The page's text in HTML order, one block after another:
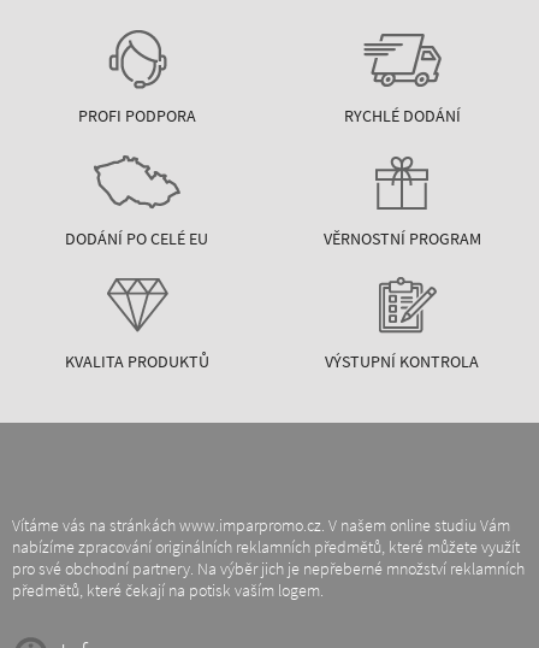
PROFI PODPORA RYCHLÉ DODÁNÍ
DODÁNÍ PO CELÉ EU VĚRNOSTNÍ PROGRAM
KVALITA PRODUKTŮ VÝSTUPNÍ KONTROLA
Vítáme vás na stránkách www.imparpromo.cz. V našem online studiu Vám
nabízíme zpracování originálních reklamních předmětů, které můžete využít
pro své obchodní partnery. Na výběr jich je nepřeberné množství reklamních
předmětů, které čekají na potisk vaším logem.